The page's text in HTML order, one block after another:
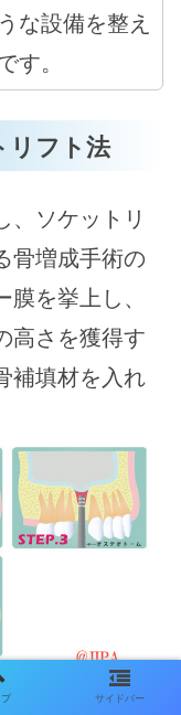
な設備を整え
す。
リフト法
、ソケットリ
骨増成手術の
を挙上し、
高さを獲得す
補填材を入れ
サイドバー